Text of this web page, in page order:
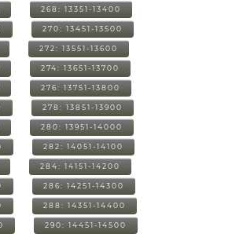
268: 13351-13400
270: 13451-13500
272: 13551-13600
274: 13651-13700
276: 13751-13800
278: 13851-13900
280: 13951-14000
282: 14051-14100
284: 14151-14200
286: 14251-14300
288: 14351-14400
290: 14451-14500